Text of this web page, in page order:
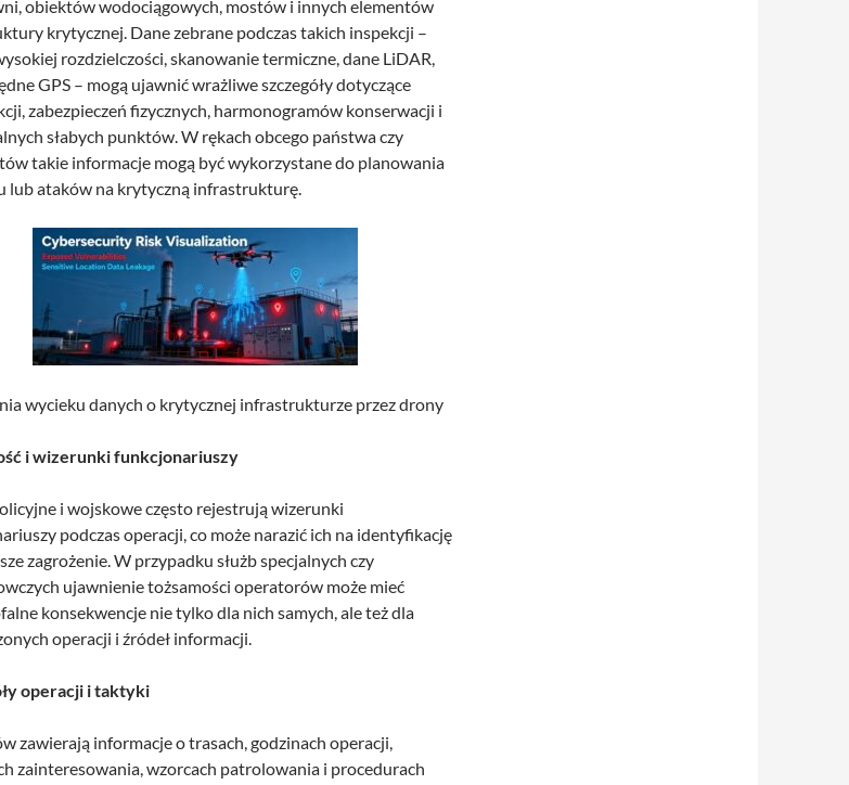
obiektów wodociągowych, mostów i innych elementów
krytycznej. Dane zebrane podczas takich inspekcji –
rozdzielczości, skanowanie termiczne, dane LiDAR,
GPS – mogą ujawnić wrażliwe szczegóły dotyczące
zabezpieczeń fizycznych, harmonogramów konserwacji i
słabych punktów. W rękach obcego państwa czy
takie informacje mogą być wykorzystane do planowania
lub ataków na krytyczną infrastrukturę.
wycieku danych o krytycznej infrastrukturze przez drony
i wizerunki funkcjonariuszy
i wojskowe często rejestrują wizerunki
podczas operacji, co może narazić ich na identyfikację
zagrożenie. W przypadku służb specjalnych czy
ujawnienie tożsamości operatorów może mieć
konsekwencje nie tylko dla nich samych, ale też dla
operacji i źródeł informacji.
operacji i taktyki
zawierają informacje o trasach, godzinach operacji,
zainteresowania, wzorcach patrolowania i procedurach